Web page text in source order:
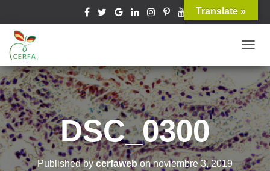
O
G
G
L
E
A
DSC_0300
Published bycerfawebonnoviembre 3, 2019
Translate »